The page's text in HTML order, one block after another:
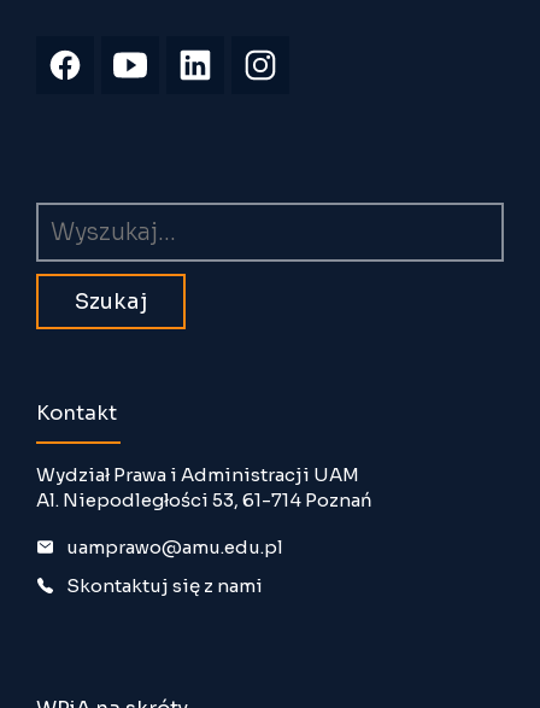
Kontakt
Wydział Prawa i Administracji UAM
Al. Niepodległości 53, 61-714 Poznań
uamprawo@amu.edu.pl
Skontaktuj się z nami